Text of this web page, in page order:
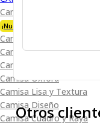
Camisa Premium Bambú
¡Nueva Colección!
Camisa Blanca
Camisa Performance
Camisa Piqué
Camisa Oxford
Camisa Lisa y Textura
Camisa Diseño
Camisa Cuadro y Raya
Otros